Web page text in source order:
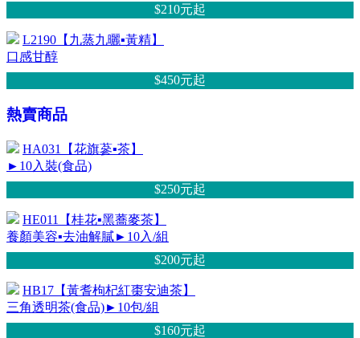
$210元起
L2190【九蒸九曬▪黃精】
口感甘醇
$450元起
熱賣商品
HA031【花旗蔘▪茶】
►10入裝(食品)
$250元起
HE011【桂花▪黑蕎麥茶】
養顏美容▪去油解膩►10入/組
$200元起
HB17【黃耆枸杞紅棗安迪茶】
三角透明茶(食品)►10包/組
$160元起